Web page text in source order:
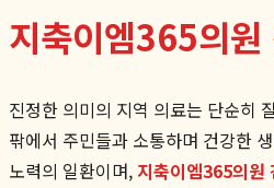
지축이엠365의원
진정한 의미의 지역 의료는 단순히
팎에서 주민들과 소통하며 건강한
노력의 일환이며, 지축이엠365의원